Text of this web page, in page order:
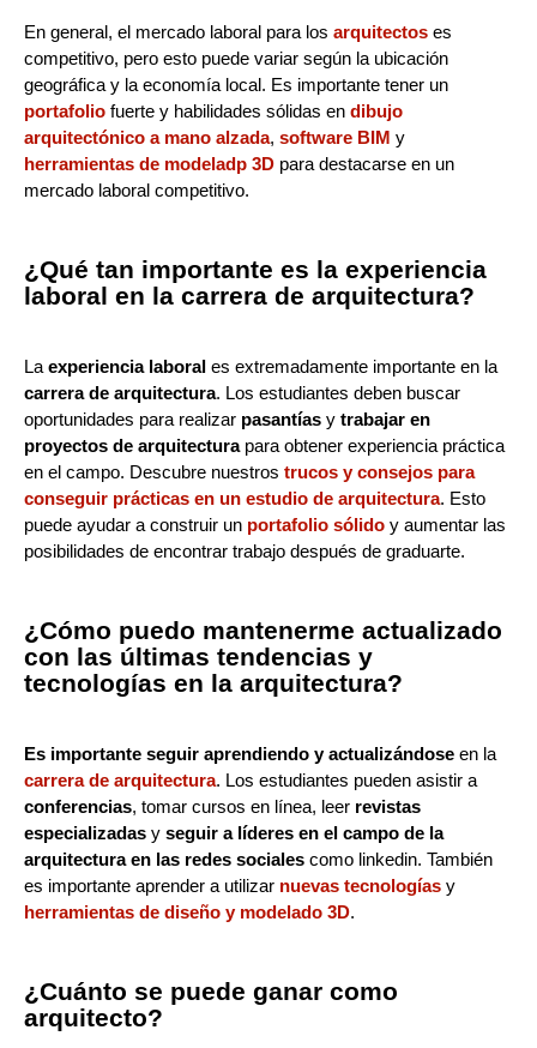
En general, el mercado laboral para los arquitectos es
competitivo, pero esto puede variar según la ubicación
geográfica y la economía local. Es importante tener un
portafolio fuerte y habilidades sólidas en dibujo
arquitectónico a mano alzada, software BIM y
herramientas de modeladp 3D para destacarse en un
mercado laboral competitivo.
¿Qué tan importante es la experiencia
laboral en la carrera de arquitectura?
La experiencia laboral es extremadamente importante en la
carrera de arquitectura. Los estudiantes deben buscar
oportunidades para realizar pasantías y trabajar en
proyectos de arquitecturapara obtener experiencia práctica
en el campo. Descubre nuestros trucos y consejos para
conseguir prácticas en un estudio de arquitectura. Esto
puede ayudar a construir un portafolio sólido y aumentar las
posibilidades de encontrar trabajo después de graduarte.
¿Cómo puedo mantenerme actualizado
con las últimas tendencias y
tecnologías en la arquitectura?
Es importante seguir aprendiendo y actualizándose en la
carrera de arquitectura. Los estudiantes pueden asistir a
conferencias, tomar cursos en línea, leer revistas
especializadas y seguir a líderes en el campo de la
arquitectura en las redes sociales como linkedin. También
es importante aprender a utilizar nuevas tecnologías y
herramientas de diseño y modelado 3D.
¿Cuánto se puede ganar como
arquitecto?